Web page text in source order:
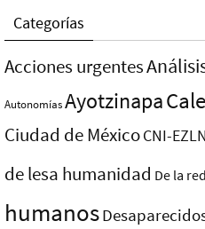
Categorías
Acciones urgentes
AutonomíasAyotzinapa
Ciudad de MéxicoCNI-EZLN
de lesa humanidad De la red
humanos